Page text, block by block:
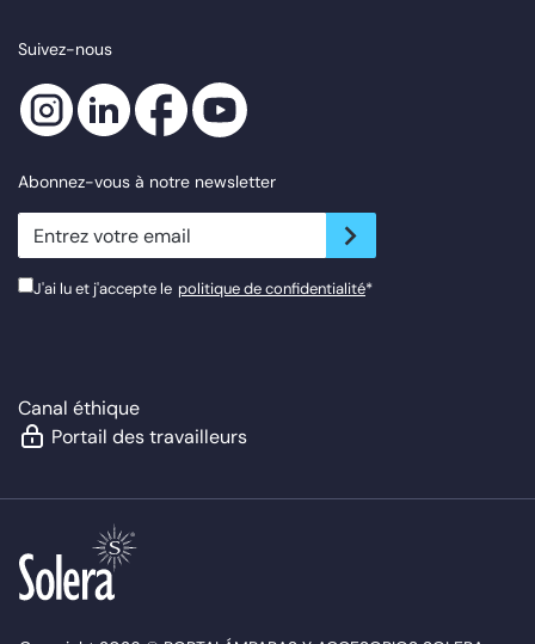
Suivez-nous
Abonnez-vous à notre newsletter
newsletter.suscribe
J'ai lu et j'accepte le politique de confidentialité*
Canal éthique
Portail des travailleurs